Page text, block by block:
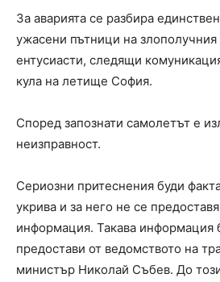
За аварията се разбира
ужасени пътници на злополучния
ентусиасти, следящи
кула на летище София.
Според запознати самолетът е
неизправност.
Сериозни притеснения буди
укрива и за него не се
информация. Такава информация
предостави от ведомството на
министър Николай Събев. До